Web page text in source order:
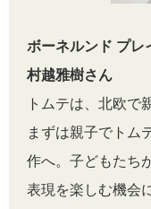
ボーネルンド プレ
村越雅樹さん
トムテは、北欧で
まずは親子でトム
作へ。子どもたち
表現を楽しむ機会